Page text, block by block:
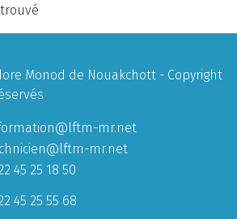
Monod de Nouakchott - Copyright
mr.net
mr.net
45 25 18 50
45 25 55 68